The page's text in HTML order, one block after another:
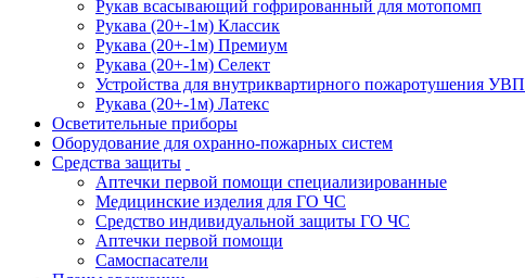
Рукав всасывающий гофрированный для мотопомп
Рукава (20+-1м) Классик
Рукава (20+-1м) Премиум
Рукава (20+-1м) Селект
Устройства для внутриквартирного пожаротушения УВП
Рукава (20+-1м) Латекс
Осветительные приборы
Оборудование для охранно-пожарных систем
Средства защиты
Аптечки первой помощи специализированные
Медицинские изделия для ГО ЧС
Средство индивидуальной защиты ГО ЧС
Аптечки первой помощи
Самоспасатели